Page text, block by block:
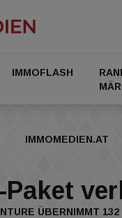
IMMOFLASH
IMMOMEDIEN.AT
Paket
ÜBERNIMMT 132